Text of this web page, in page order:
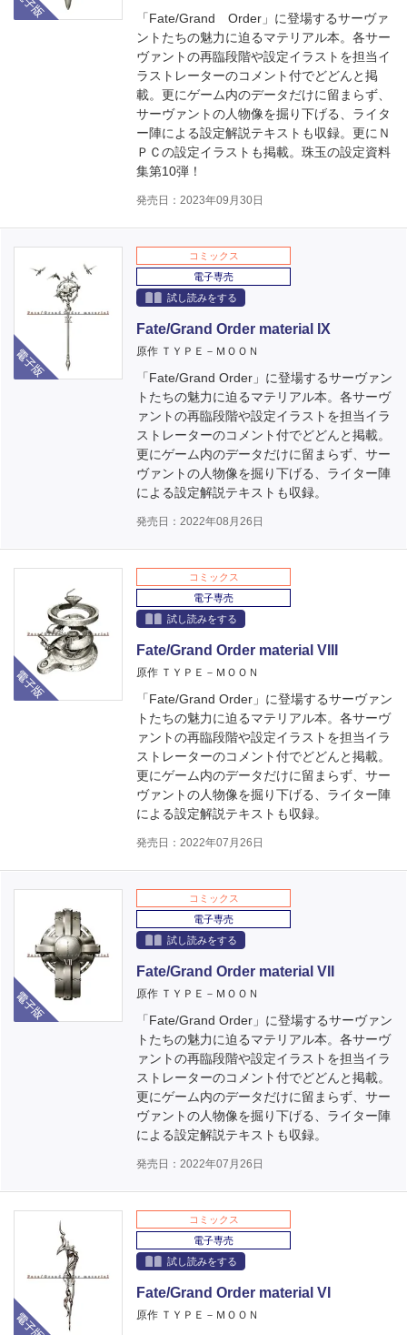
「Fate/Grand Order」に登場するサーヴァ
ントたちの魅力に迫るマテリアル本。各サー
ヴァントの再臨段階や設定イラストを担当イ
ラストレーターのコメント付でどどんと掲
載。更にゲーム内のデータだけに留まらず、
サーヴァントの人物像を掘り下げる、ライタ
ー陣による設定解説テキストも収録。更にＮ
ＰＣの設定イラストも掲載。珠玉の設定資料
集第10弾！
発売日：2023年09月30日
コミックス
電子専売
試し読みをする
Fate/Grand Order material IX
原作 ＴＹＰＥ－ＭＯＯＮ
「Fate/Grand Order」に登場するサーヴァン
トたちの魅力に迫るマテリアル本。各サーヴ
ァントの再臨段階や設定イラストを担当イラ
ストレーターのコメント付でどどんと掲載。
更にゲーム内のデータだけに留まらず、サー
ヴァントの人物像を掘り下げる、ライター陣
による設定解説テキストも収録。
発売日：2022年08月26日
電子版
コミックス
電子専売
試し読みをする
Fate/Grand Order material VIII
原作 ＴＹＰＥ－ＭＯＯＮ
「Fate/Grand Order」に登場するサーヴァン
トたちの魅力に迫るマテリアル本。各サーヴ
ァントの再臨段階や設定イラストを担当イラ
ストレーターのコメント付でどどんと掲載。
更にゲーム内のデータだけに留まらず、サー
ヴァントの人物像を掘り下げる、ライター陣
による設定解説テキストも収録。
発売日：2022年07月26日
電子版
コミックス
電子専売
試し読みをする
Fate/Grand Order material VII
原作 ＴＹＰＥ－ＭＯＯＮ
「Fate/Grand Order」に登場するサーヴァン
トたちの魅力に迫るマテリアル本。各サーヴ
ァントの再臨段階や設定イラストを担当イラ
ストレーターのコメント付でどどんと掲載。
更にゲーム内のデータだけに留まらず、サー
ヴァントの人物像を掘り下げる、ライター陣
による設定解説テキストも収録。
発売日：2022年07月26日
電子版
コミックス
電子専売
試し読みをする
Fate/Grand Order material VI
原作 ＴＹＰＥ－ＭＯＯＮ